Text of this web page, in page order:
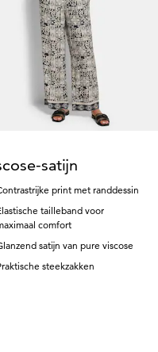
satijn
print met randdessin
tailleband voor
comfort
satijn van pure viscose
steekzakken